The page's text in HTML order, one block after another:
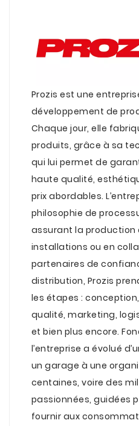
Prozis est une
développement de
Chaque jour, elle
produits, grâce à sa
qui lui permet de
haute qualité,
prix abordables.
philosophie de
assurant la production
installations ou en
partenaires de
distribution, Prozis
les étapes :
qualité, marketing,
et bien plus encore.
l’entreprise a évolué
un garage à une
centaines, voire des
passionnées, guidées
fournir aux